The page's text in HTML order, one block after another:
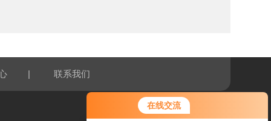
在线交流
您好！欢迎前来咨询，很高兴为您
服务，请问您要咨询什么问题呢？
| 联系我们